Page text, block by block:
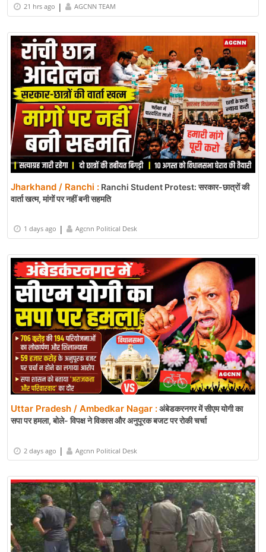
21 hrs ago | AGCNN TEAM
Jharkhand / Ranchi : Ranchi Student Protest: सरकार-छात्रों की
वार्ता खत्म, मांगों पर नहीं बनी सहमति
1 days ago | Agcnn Political Desk
Uttar Pradesh / Ambedkar Nagar :अंबेडकरनगर में सीएम योगी का
सपा पर हमला, बोले- विपक्ष ने विकास और अनुपूरक बजट पर रोकी चर्चा
2 days ago | Agcnn Political Desk